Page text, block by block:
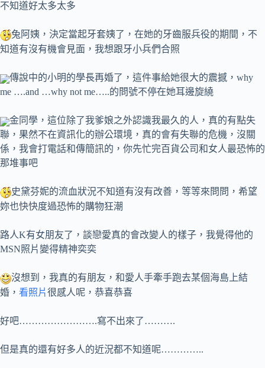
不知道好太多太多
兔阿姨，決定當起牙套姨了，在她的牙齒服兵役的期間，不
知道有沒有機會見面，我想跟牙小兵們合照
傳說中的小明的學長再婚了，這件事給她很大的震撼，why
me ….and …why not me…..的問號不停在她耳邊旋繞
金同學，這位除了我爹娘之外認識我最久的人，真的有點失
聯，果然不在資訊化的辦公環境，真的會有失聯的危機，沒關
係，我會打電話和傳簡訊的，你先忙完百貨公司和女人最恐怖的
那堆事吧
史黛芬妮的流血狀況不知道有沒有改善，等等來問問，希望
妳也快快度過恐怖的購物狂潮
路人K有女朋友了，談戀愛真的會改變人的樣子，我覺得他的
MSN照片變得精神奕奕
沒想到，我真的有朋友，和愛人手牽手跑去某個海島上結
婚， 看照片很感人呢，恭喜恭喜
好吧…………………….寫不出來了……….
但是真的還有好多人的近況都不知道呢…………..